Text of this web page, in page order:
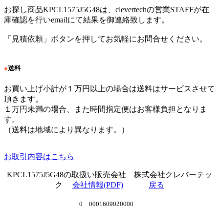
お探し商品KPCL1575J5G48は、clevertechの営業STAFFが在
庫確認を行いemailにて結果を御連絡致します。
「見積依頼」ボタンを押してお気軽にお問合せください。
●送料
お買い上げ小計が１万円以上の場合は送料はサービスさせて
頂きます。
１万円未満の場合、また時間指定便はお客様負担となりま
す。
（送料は地域により異なります。）
お取引内容はこちら
KPCL1575J5G48の取扱い販売会社 株式会社クレバーテッ
ク 会社情報(PDF) 戻る
0 0001609020000